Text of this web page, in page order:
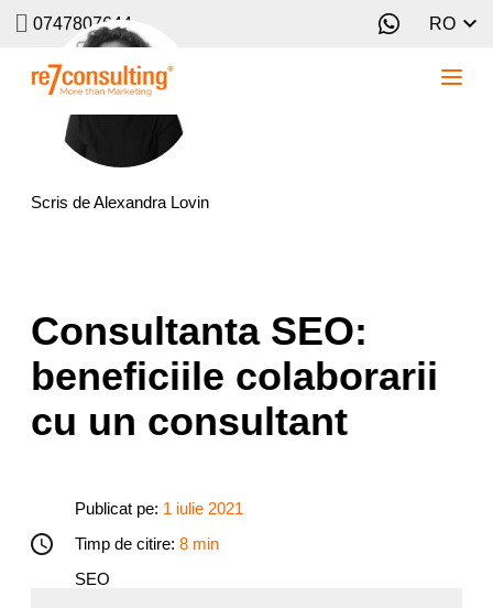
0747807644 RO
Scris deAlexandra Lovin
Consultanta SEO:
beneficiile colaborarii
cu un consultant
Publicat pe: 1 iulie 2021
Timp de citire:8 min
SEO